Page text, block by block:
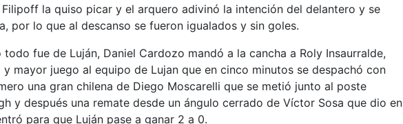
la quiso picar y el arquero adivinó la intención del delantero y se
por lo que al descanso se fueron igualados y sin goles.
todo fue de Luján, Daniel Cardozo mandó a la cancha a Roly Insaurralde,
mayor juego al equipo de Lujan que en cinco minutos se despachó con
una gran chilena de Diego Moscarelli que se metió junto al poste
y después una remate desde un ángulo cerrado de Víctor Sosa que dio en
para que Luján pase a ganar 2 a 0.